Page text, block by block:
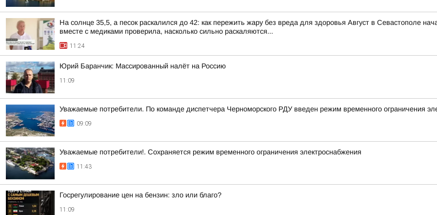
На солнце 35,5, а песок раскалился до 42: как пережить жару без вреда для здоровья Август в Севастополе
вместе с медиками проверила, насколько сильно раскаляются...
11:24
Юрий Баранчик: Массированный налёт на Россию
11:09
Уважаемые потребители. По команде диспетчера Черноморского РДУ введен режим временного ограничения
09:09
Уважаемые потребители!. Сохраняется режим временного ограничения электроснабжения
11:43
Госрегулирование цен на бензин: зло или благо?
11:09